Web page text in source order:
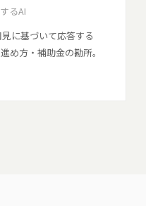
るAI
に基づいて応答する
め方・補助金の勘所。